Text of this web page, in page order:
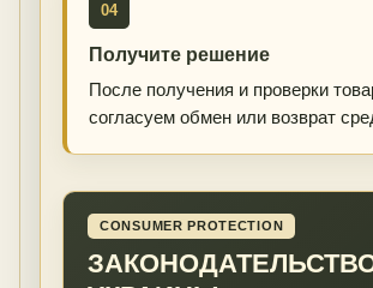
04
Получите решение
После получения и проверки
согласуем обмен или возврат
CONSUMER PROTECTION